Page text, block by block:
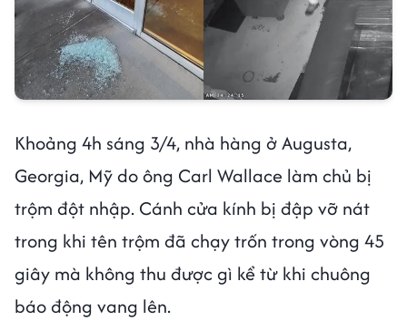
Khoảng 4h sáng 3/4, nhà hàng ở Augusta,
Georgia, Mỹ do ông Carl Wallace làm chủ bị
trộm đột nhập. Cánh cửa kính bị đập vỡ nát
trong khi tên trộm đã chạy trốn trong vòng 45
giây mà không thu được gì kể từ khi chuông
báo động vang lên.